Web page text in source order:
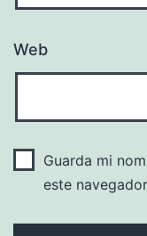
Web
Guarda mi
este